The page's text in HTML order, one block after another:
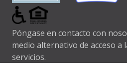
Póngase en contacto con
medio alternativo de acceso a
servicios.